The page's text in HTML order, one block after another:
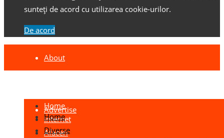
sunteți de acord cu utilizarea cookie-urilor.
De acord
About
Advertise
Home
Internet
Afaceri
Home
Diverse